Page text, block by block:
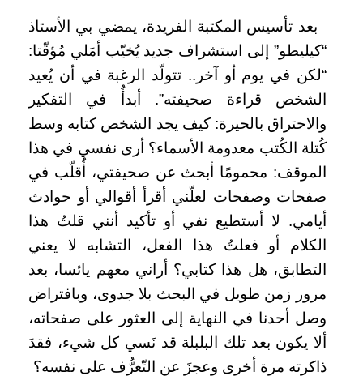
بعد تأسيس المكتبة الفريدة، يمضي بي الأستاذ
“كيليطو” إلى استشراف جديد يُخيّب أمَلي مُؤقّتا:
“لكن في يوم أو آخر.. تتولّد الرغبة في أن يُعيد
الشخص قراءة صحيفته”. أبدأُ في التفكير
والاحتراق بالحيرة: كيف يجد الشخص كتابه وسط
كُتلة الكُتب معدومة الأسماء؟ أرى نفسي في هذا
الموقف: محمومًا أبحث عن صحيفتي، أُقلّب في
صفحات وصفحات لعلّني أقرأ أقوالي أو حوادث
أيامي. لا أستطيع نفي أو تأكيد أنني قلتُ هذا
الكلام أو فعلتُ هذا الفعل، التشابه لا يعني
التطابق، هل هذا كتابي؟ أراني معهم يائسا، بعد
مرور زمن طويل في البحث بلا جدوى، وبافتراض
وصل أحدنا في النهاية إلى العثور على صفحاته،
ألا يكون بعد تلك البلبلة قد نَسي كل شيء، فقدَ
ذاكرته مرة أخرى وعجزَ عن التّعرُّف على نفسه؟